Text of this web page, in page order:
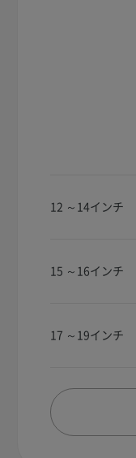
12 ～14インチ
15 ～16インチ
17 ～19インチ